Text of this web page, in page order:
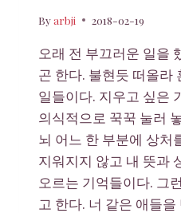
Byarbji 2018-02-19
오래 전 부끄러운 일을
곤 한다. 불현듯 떠올라
일들이다. 지우고 싶은
의식적으로 꾹꾹 눌러
뇌 어느 한 부분에 상처
지워지지 않고 내 뜻과
오르는 기억들이다. 그
고 한다. 너 같은 애들